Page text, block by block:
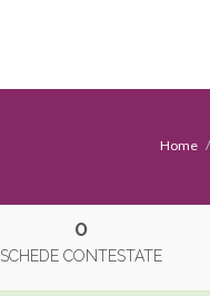
Home
0
SCHEDE CONTESTATE